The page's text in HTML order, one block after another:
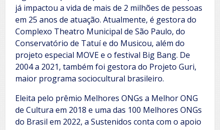
já impactou a vida de mais de 2 milhões de pessoas
em 25 anos de atuação. Atualmente, é gestora do
Complexo Theatro Municipal de São Paulo, do
Conservatório de Tatuí e do Musicou, além do
projeto especial MOVE e o festival Big Bang. De
2004 a 2021, também foi gestora do Projeto Guri,
maior programa sociocultural brasileiro.
Eleita pelo prêmio Melhores ONGs a Melhor ONG
de Cultura em 2018 e uma das 100 Melhores ONGs
do Brasil em 2022, a Sustenidos conta com o apoio